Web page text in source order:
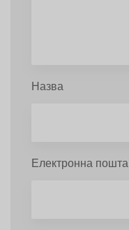
Назва
Електронна пошта